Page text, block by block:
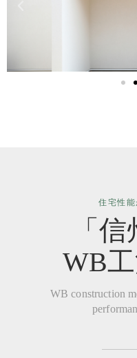
住宅性
「
WB
WB construction